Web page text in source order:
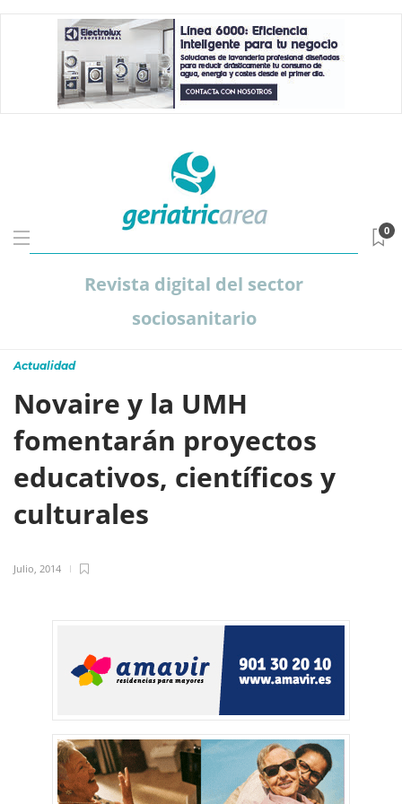
Revista digital del sector
sociosanitario
0
Actualidad
Novaire y la UMH
fomentarán proyectos
educativos, científicos y
culturales
Julio, 2014